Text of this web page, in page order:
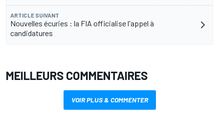
ARTICLE SUIVANT
Nouvelles écuries : la FIA officialise l'appel à
candidatures
MEILLEURS COMMENTAIRES
VOIR PLUS & COMMENTER